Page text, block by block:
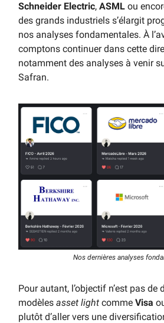
Schneider Electric, ASML ou
des grands industriels s’élargit
nos analyses fondamentales. À
comptons continuer dans cette
notamment des analyses à venir
Safran.
Nos dernières analyses
Pour autant, l’objectif n’est pas de
modèles asset light comme Visa
plutôt d’aller vers une